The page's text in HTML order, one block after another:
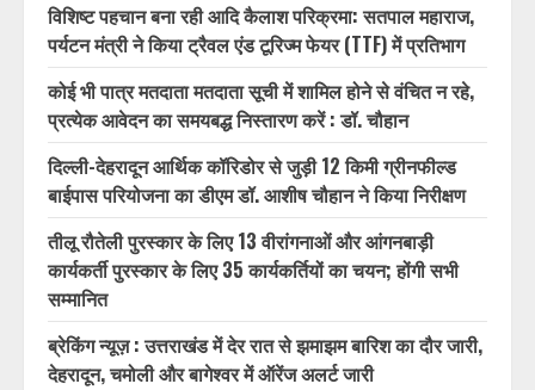
विशिष्ट पहचान बना रही आदि कैलाश परिक्रमा: सतपाल महाराज,
पर्यटन मंत्री ने किया ट्रैवल एंड टूरिज्म फेयर (TTF) में प्रतिभाग
कोई भी पात्र मतदाता मतदाता सूची में शामिल होने से वंचित न रहे,
प्रत्येक आवेदन का समयबद्ध निस्तारण करें : डॉ. चौहान
दिल्ली-देहरादून आर्थिक कॉरिडोर से जुड़ी 12 किमी ग्रीनफील्ड
बाईपास परियोजना का डीएम डॉ. आशीष चौहान ने किया निरीक्षण
तीलू रौतेली पुरस्कार के लिए 13 वीरांगनाओं और आंगनबाड़ी
कार्यकर्ती पुरस्कार के लिए 35 कार्यकर्तियों का चयन; होंगी सभी
सम्मानित
ब्रेकिंग न्यूज़ : उत्तराखंड में देर रात से झमाझम बारिश का दौर जारी,
देहरादून, चमोली और बागेश्वर में ऑरेंज अलर्ट जारी